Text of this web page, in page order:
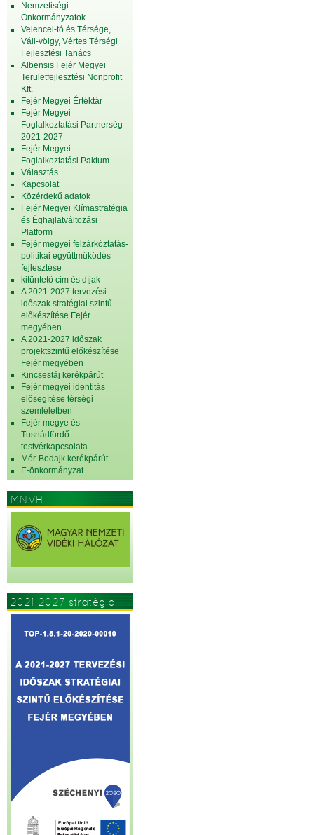
Nemzetiségi
Önkormányzatok
Velencei-tó és Térsége,
Váli-völgy, Vértes Térségi
Fejlesztési Tanács
Albensis Fejér Megyei
Területfejlesztési Nonprofit
Kft.
Fejér Megyei Értéktár
Fejér Megyei
Foglalkoztatási Partnerség
2021-2027
Fejér Megyei
Foglalkoztatási Paktum
Választás
Kapcsolat
Közérdekű adatok
Fejér Megyei Klímastratégia
és Éghajlatváltozási
Platform
Fejér megyei felzárkóztatás-
politikai együttműködés
fejlesztése
kitüntető cím és díjak
A 2021-2027 tervezési
időszak stratégiai szintű
előkészítése Fejér
megyében
A 2021-2027 időszak
projektszintű előkészítése
Fejér megyében
Kincsestáj kerékpárút
Fejér megyei identitás
elősegítése térségi
szemléletben
Fejér megye és
Tusnádfürdő
testvérkapcsolata
Mór-Bodajk kerékpárút
E-önkormányzat
MNVH
2021-2027 stratégia